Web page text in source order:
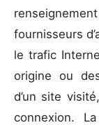
fournisseurs
le trafic
origine ou
d’un site
connexion.